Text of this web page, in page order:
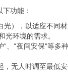
功能：
光），以适应不同
环境的需求。
”、“夜间安保”等多
，无人时调至最低